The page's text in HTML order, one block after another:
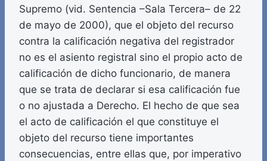
Supremo (vid. Sentencia –Sala Tercera– de 22
de mayo de 2000), que el objeto del recurso
contra la calificación negativa del registrador
no es el asiento registral sino el propio acto de
calificación de dicho funcionario, de manera
que se trata de declarar si esa calificación fue
o no ajustada a Derecho. El hecho de que sea
el acto de calificación el que constituye el
objeto del recurso tiene importantes
consecuencias, entre ellas que, por imperativo